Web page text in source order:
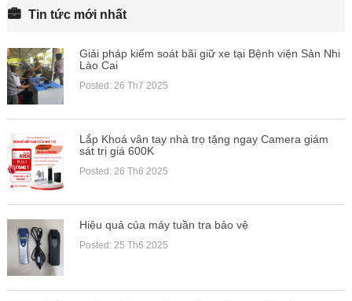
Tin tức mới nhất
Giải pháp kiểm soát bãi giữ xe tại Bệnh viện Sản Nhi
Lào Cai
Posted: 26 Th7 2025
Lắp Khoá vân tay nhà trọ tặng ngay Camera giám
sát trị giá 600K
Posted: 26 Th6 2025
Hiệu quả của máy tuần tra bảo vệ
Posted: 25 Th6 2025